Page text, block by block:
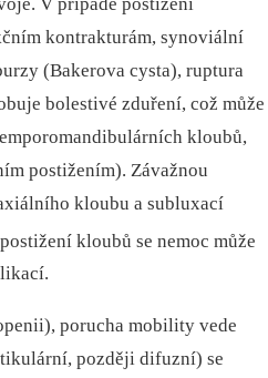
kontrakturám, synoviální
(Bakerova cysta), ruptura
bolestivé zduření, což může
kloubů,
postižením). Závažnou
kloubu a subluxací
kloubů se nemoc může
porucha mobility vede
později difuzní) se